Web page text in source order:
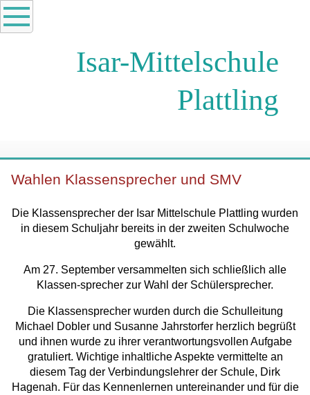
Isar-Mittelschule
Plattling
Wahlen Klassensprecher und SMV
Die Klassensprecher der Isar Mittelschule Plattling wurden
in diesem Schuljahr bereits in der zweiten Schulwoche
gewählt.
Am 27. September versammelten sich schließlich alle
Klassen-sprecher zur Wahl der Schülersprecher.
Die Klassensprecher wurden durch die Schulleitung
Michael Dobler und Susanne Jahrstorfer herzlich begrüßt
und ihnen wurde zu ihrer verantwortungsvollen Aufgabe
gratuliert. Wichtige inhaltliche Aspekte vermittelte an
diesem Tag der Verbindungslehrer der Schule, Dirk
Hagenah. Für das Kennenlernen untereinander und für die